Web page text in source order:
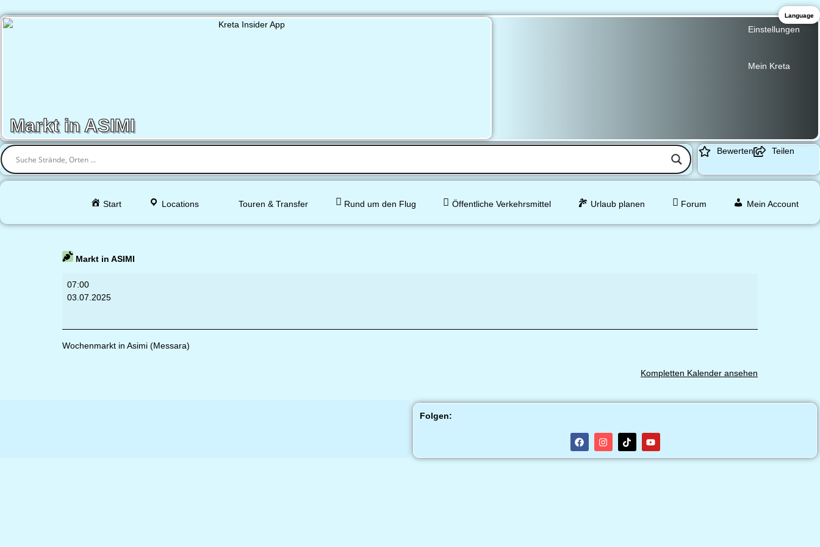
Einstellungen
Mein Kreta
Markt in ASIMI
Bewerten Teilen
Start Locations Touren & Transfer Rund um den Flug Öffentliche Verkehrsmittel Urlaub planen Forum Mein Account
Markt in ASIMI
07:00
03.07.2025
Wochenmarkt in Asimi (Messara)
Kompletten Kalender ansehen
Folgen:
Language